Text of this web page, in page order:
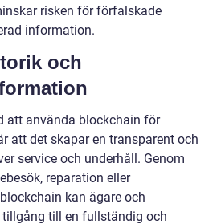
risken för förfalskade
information.
och
att använda blockchain för
att det skapar en transparent och
service och underhåll. Genom
reparation eller
kan ägare och
till en fullständig och